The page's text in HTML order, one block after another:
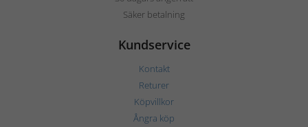
Säker betalning
Kundservice
Kontakt
Returer
Köpvillkor
Ångra köp